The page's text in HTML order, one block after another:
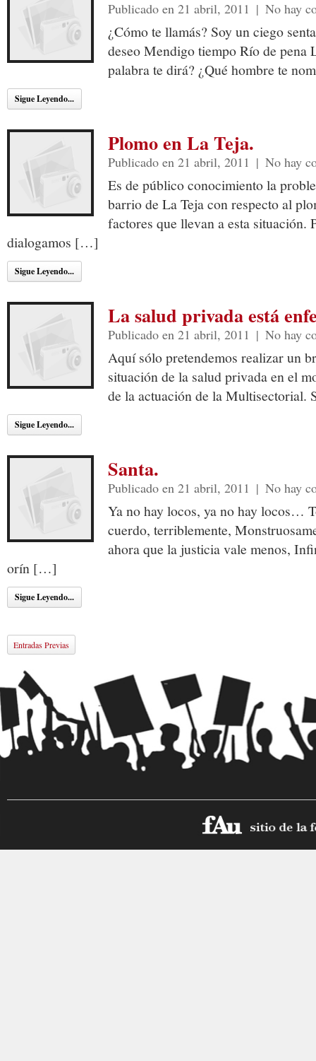
Publicado en 21 abril, 2011 | No hay
¿Cómo te llamás? Soy un ciego
deseo Mendigo tiempo Río de pena
palabra te dirá? ¿Qué hombre te
Sigue Leyendo...
Plomo en La Teja.
Publicado en 21 abril, 2011 | No hay
Es de público conocimiento la
barrio de La Teja con respecto al
factores que llevan a esta situación.
dialogamos […]
Sigue Leyendo...
La salud privada está
Publicado en 21 abril, 2011 | No hay
Aquí sólo pretendemos realizar un
situación de la salud privada en el
de la actuación de la
Sigue Leyendo...
Santa.
Publicado en 21 abril, 2011 | No hay
Ya no hay locos, ya no hay locos…
cuerdo, terriblemente,
ahora que la justicia vale menos,
orín […]
Sigue Leyendo...
Entradas Previas